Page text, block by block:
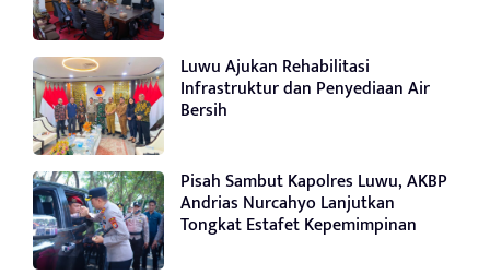
Luwu Ajukan Rehabilitasi
Infrastruktur dan Penyediaan Air
Bersih
Pisah Sambut Kapolres Luwu, AKBP
Andrias Nurcahyo Lanjutkan
Tongkat Estafet Kepemimpinan